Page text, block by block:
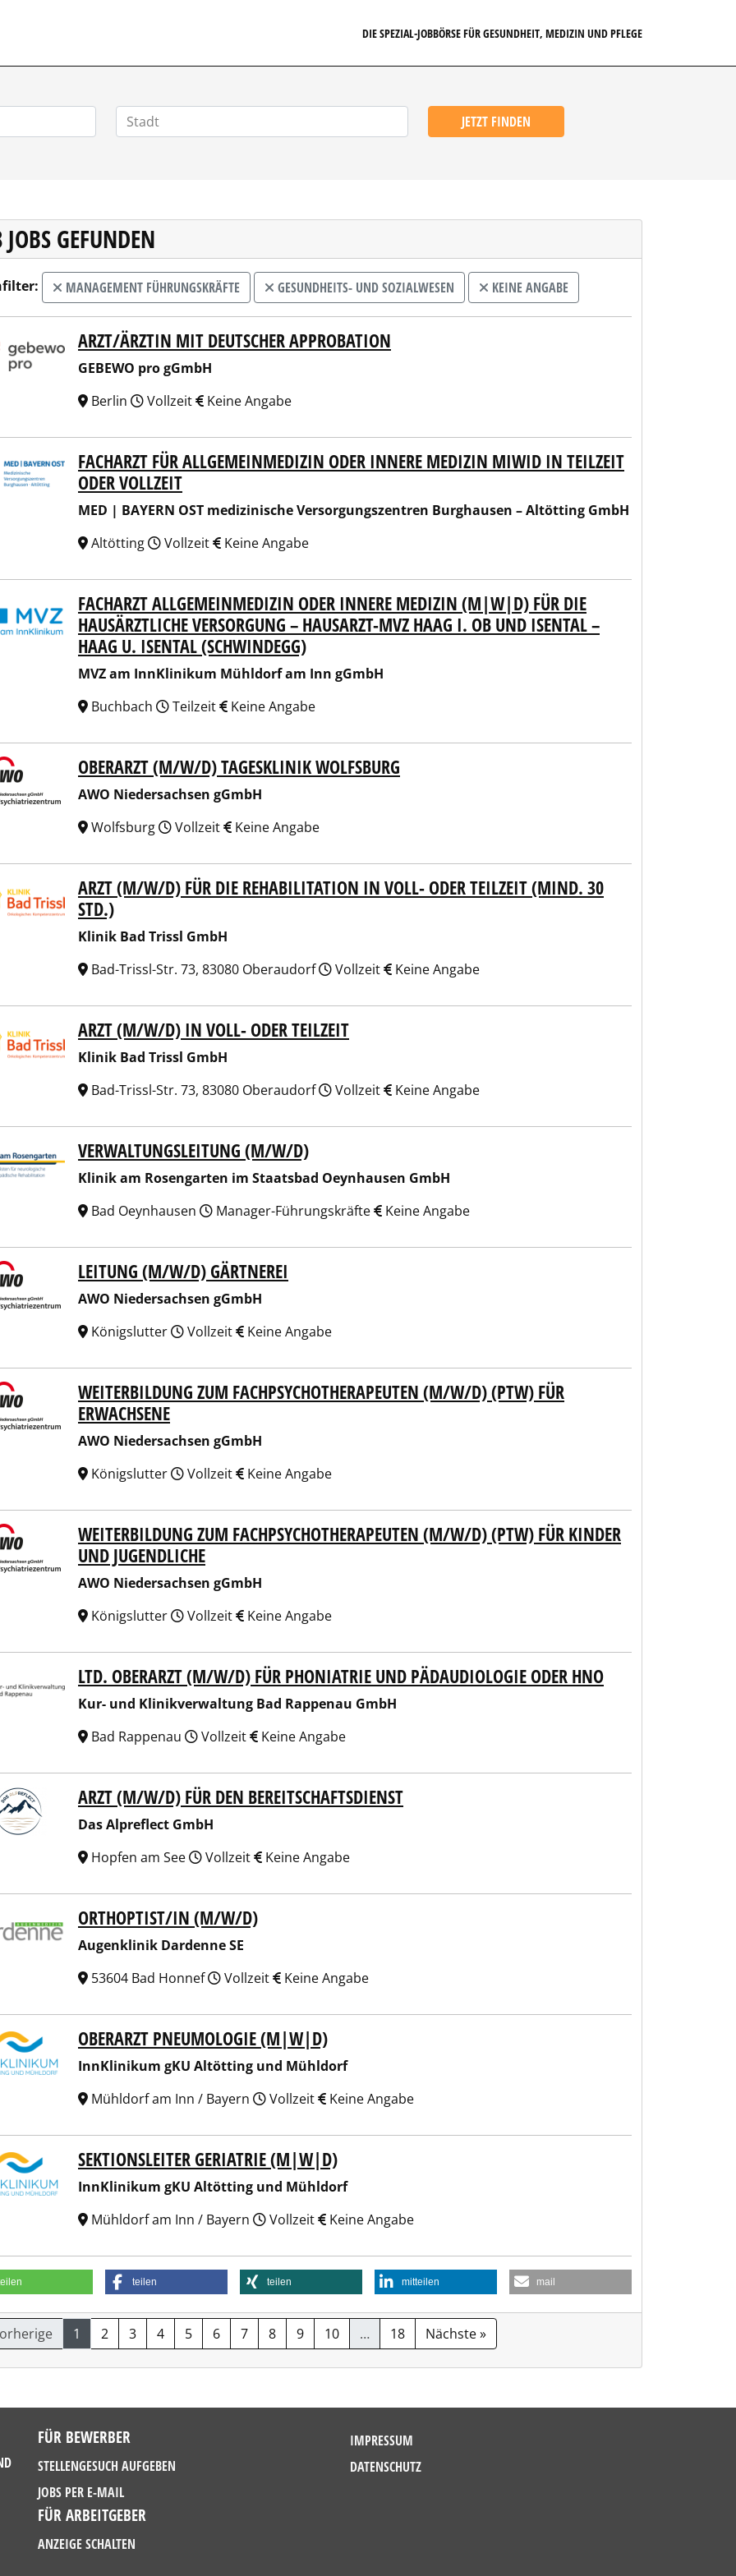
DIE SPEZIAL-JOBBÖRSE FÜR GESUNDHEIT, MEDIZIN UND PFLEGE
JETZT FINDEN
GEFUNDEN
MANAGEMENT FÜHRUNGSKRÄFTE GESUNDHEITS- UND SOZIALWESEN KEINE ANGABE
pro gGmbHARZT/ÄRZTIN MIT DEUTSCHER APPROBATION
GEBEWO pro gGmbH
Berlin
Vollzeit Keine Angabe
| BAYERN OST medizinische Versorgungszentren Burghausen – Altötting GmbH
FACHARZT FÜR ALLGEMEINMEDIZIN ODER INNERE MEDIZIN MIWID IN TEILZEIT
ODER VOLLZEIT
MED | BAYERN OST medizinische Versorgungszentren Burghausen – Altötting GmbH
Altötting
Vollzeit Keine Angabe
am InnKlinikum Mühldorf am Inn gGmbH
FACHARZT ALLGEMEINMEDIZIN ODER INNERE MEDIZIN (M|W|D) FÜR DIE
HAUSÄRZTLICHE VERSORGUNG – HAUSARZT-MVZ HAAG I. OB UND ISENTAL –
HAAG U. ISENTAL (SCHWINDEGG)
MVZ am InnKlinikum Mühldorf am Inn gGmbH
Buchbach
Teilzeit Keine Angabe
Niedersachsen gGmbHOBERARZT (M/W/D) TAGESKLINIK WOLFSBURG
AWO Niedersachsen gGmbH
Wolfsburg
Vollzeit Keine Angabe
Bad Trissl GmbHARZT (M/W/D) FÜR DIE REHABILITATION IN VOLL- ODER TEILZEIT (MIND. 30
STD.)
Klinik Bad Trissl GmbH
Bad-Trissl-Str. 73, 83080 Oberaudorf
Vollzeit Keine Angabe
Bad Trissl GmbHARZT (M/W/D) IN VOLL- ODER TEILZEIT
Klinik Bad Trissl GmbH
Bad-Trissl-Str. 73, 83080 Oberaudorf
Vollzeit Keine Angabe
am Rosengarten im Staatsbad Oeynhausen GmbH
VERWALTUNGSLEITUNG (M/W/D)
Klinik am Rosengarten im Staatsbad Oeynhausen GmbH
Bad Oeynhausen
Manager-Führungskräfte Keine Angabe
Niedersachsen gGmbHLEITUNG (M/W/D) GÄRTNEREI
AWO Niedersachsen gGmbH
Königslutter
Vollzeit Keine Angabe
Niedersachsen gGmbHWEITERBILDUNG ZUM FACHPSYCHOTHERAPEUTEN (M/W/D) (PTW) FÜR
ERWACHSENE
AWO Niedersachsen gGmbH
Königslutter
Vollzeit Keine Angabe
Niedersachsen gGmbHWEITERBILDUNG ZUM FACHPSYCHOTHERAPEUTEN (M/W/D) (PTW) FÜR KINDER
UND JUGENDLICHE
AWO Niedersachsen gGmbH
Königslutter
Vollzeit Keine Angabe
und Klinikverwaltung Bad Rappenau GmbH
LTD. OBERARZT (M/W/D) FÜR PHONIATRIE UND PÄDAUDIOLOGIE ODER HNO
Kur- und Klinikverwaltung Bad Rappenau GmbH
Bad Rappenau
Vollzeit Keine Angabe
Alpreflect GmbHARZT (M/W/D) FÜR DEN BEREITSCHAFTSDIENST
Das Alpreflect GmbH
Hopfen am See
Vollzeit Keine Angabe
Dardenne SE
ORTHOPTIST/IN (M/W/D)
Augenklinik Dardenne SE
53604 Bad Honnef
Vollzeit Keine Angabe
gKU Altötting und Mühldorf
OBERARZT PNEUMOLOGIE (M|W|D)
InnKlinikum gKU Altötting und Mühldorf
Mühldorf am Inn / Bayern
Vollzeit Keine Angabe
gKU Altötting und Mühldorf
SEKTIONSLEITER GERIATRIE (M|W|D)
InnKlinikum gKU Altötting und Mühldorf
Mühldorf am Inn / Bayern
Vollzeit Keine Angabe
teilen teilen mitteilen mail
1 2 3 4 5 6 7 8 9 10 … 18 Nächste »
FÜR BEWERBER
STELLENGESUCH AUFGEBEN
JOBS PER E-MAIL
FÜR ARBEITGEBER
ANZEIGE SCHALTEN
IMPRESSUM
DATENSCHUTZ